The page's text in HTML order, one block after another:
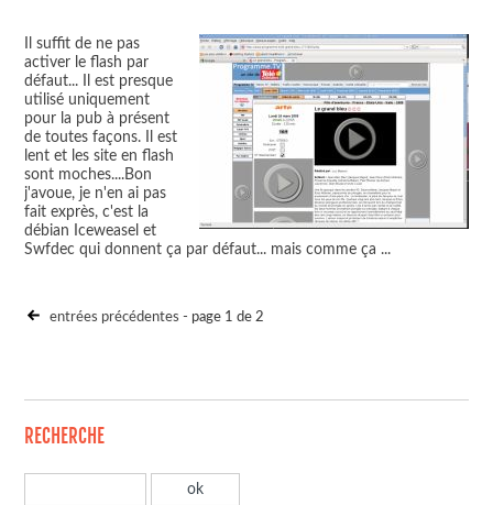
Il suffit de ne pas
activer le flash par
défaut... Il est presque
utilisé uniquement
pour la pub à présent
de toutes façons. Il est
lent et les site en flash
sont moches....Bon
j'avoue, je n'en ai pas
fait exprès, c'est la
débian Iceweasel et
Swfdec qui donnent ça par défaut... mais comme ça ...
entrées précédentes - page 1 de 2
RECHERCHE